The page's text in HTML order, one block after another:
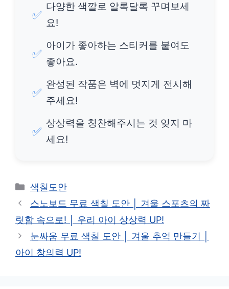
✅
다양한 색깔로 알록달록 꾸며보세
요!
✅
아이가 좋아하는 스티커를 붙여도
좋아요.
✅
완성된 작품은 벽에 멋지게 전시해
주세요!
✅
상상력을 칭찬해주시는 것 잊지 마
세요!
카
테
리
색칠도안
스노보드 무료 색칠 도안 │ 겨울 스포츠의 짜
릿함 속으로! │ 우리 아이 상상력 UP!
눈싸움 무료 색칠 도안 │ 겨울 추억 만들기 │
아이 창의력 UP!